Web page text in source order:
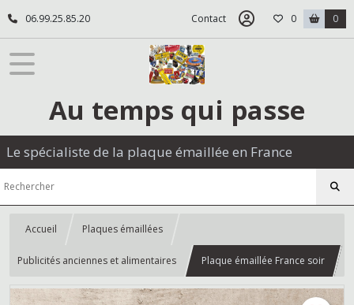
06.99.25.85.20 Contact 0 0
Au temps qui passe
Le spécialiste de la plaque émaillée en France
Accueil Plaques émaillées
Publicités anciennes et alimentaires Plaque émaillée France soir